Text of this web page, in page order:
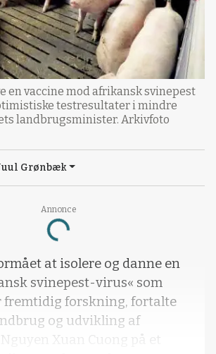
Annonce
Loading...
en vaccine mod afrikansk svinepest
testresultater i mindre
landbrugsminister. Arkivfoto
Grønbæk
at isolere og danne en
svinepest-virus« som
fremtidig forskning, fortalte
og udvikling af
Xuan Cuong på et